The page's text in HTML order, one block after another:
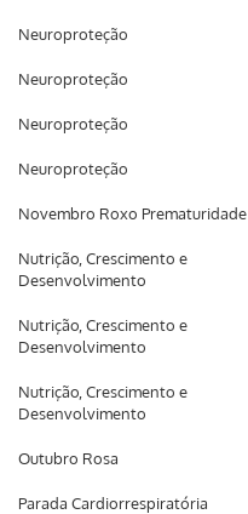
Neuroproteção
Neuroproteção
Neuroproteção
Neuroproteção
Novembro Roxo Prematuridade
Nutrição, Crescimento e
Desenvolvimento
Nutrição, Crescimento e
Desenvolvimento
Nutrição, Crescimento e
Desenvolvimento
Outubro Rosa
Parada Cardiorrespiratória